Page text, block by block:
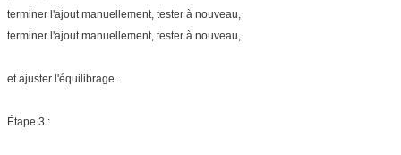
terminer l'ajout manuellement, tester à nouveau,
terminer l'ajout manuellement, tester à nouveau,
et ajuster l'équilibrage.
Étape 3 :